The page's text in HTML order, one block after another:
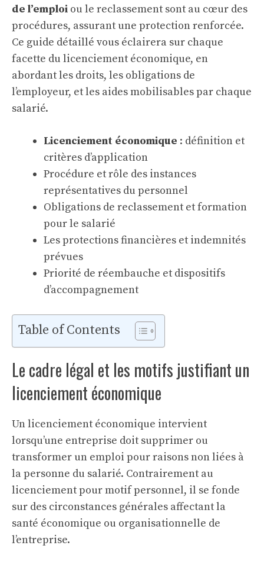
de l’emploi ou le reclassement sont au cœur des
procédures, assurant une protection renforcée.
Ce guide détaillé vous éclairera sur chaque
facette du licenciement économique, en
abordant les droits, les obligations de
l’employeur, et les aides mobilisables par chaque
salarié.
Licenciement économique : définition et
critères d’application
Procédure et rôle des instances
représentatives du personnel
Obligations de reclassement et formation
pour le salarié
Les protections financières et indemnités
prévues
Priorité de réembauche et dispositifs
d’accompagnement
Table of Contents
Le cadre légal et les motifs justifiant un
licenciement économique
Un licenciement économique intervient
lorsqu’une entreprise doit supprimer ou
transformer un emploi pour raisons non liées à
la personne du salarié. Contrairement au
licenciement pour motif personnel, il se fonde
sur des circonstances générales affectant la
santé économique ou organisationnelle de
l’entreprise.